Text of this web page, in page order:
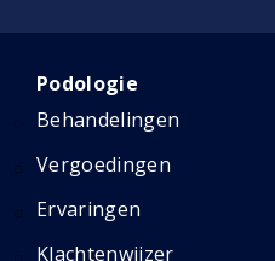
Podologie
Behandelingen
Vergoedingen
Ervaringen
Klachtenwijzer